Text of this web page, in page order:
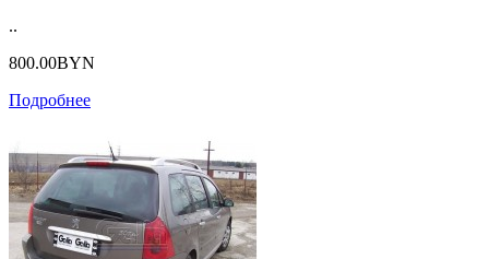
..
800.00BYN
Подробнее